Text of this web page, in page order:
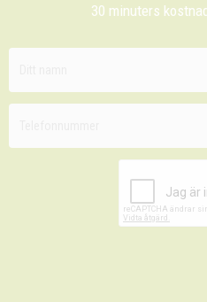
30 minuters